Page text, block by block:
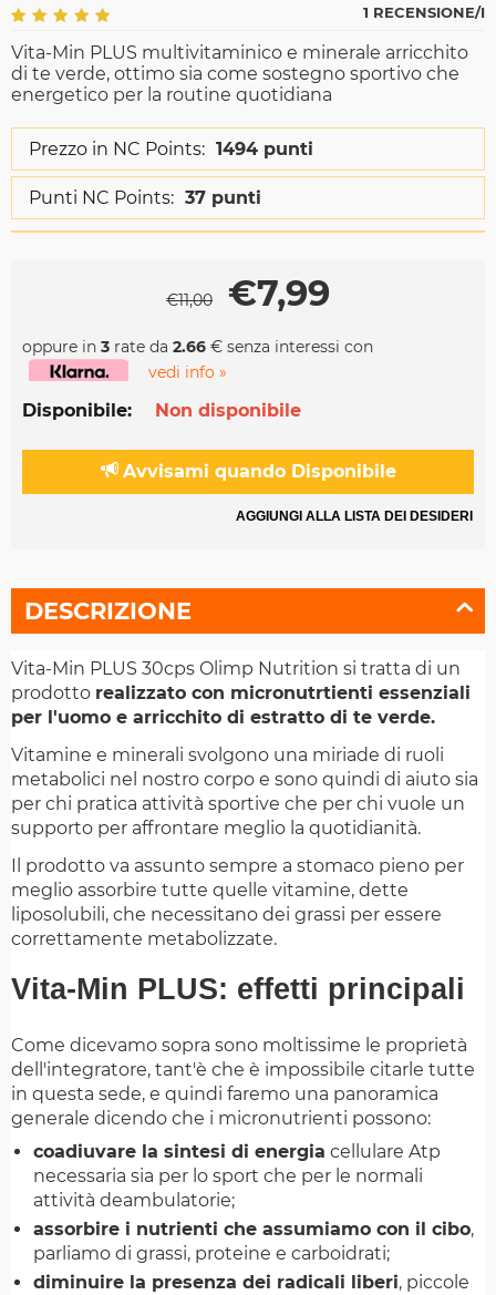
1 RECENSIONE/I
Vita-Min PLUS multivitaminico e minerale arricchito
di te verde, ottimo sia come sostegno sportivo che
energetico per la routine quotidiana
Prezzo in NC Points: 1494 punti
Punti NC Points: 37 punti
€11,00 €7,99
oppure in 3 rate da 2.66 € senza interessi con
vedi info »
Disponibile: Non disponibile
Avvisami quando Disponibile
AGGIUNGI ALLA LISTA DEI DESIDERI
DESCRIZIONE
Vita-Min PLUS 30cps Olimp Nutrition si tratta di un
prodotto realizzato con micronutrtienti essenziali
per l'uomo e arricchito di estratto di te verde.
Vitamine e minerali svolgono una miriade di ruoli
metabolici nel nostro corpo e sono quindi di aiuto sia
per chi pratica attività sportive che per chi vuole un
supporto per affrontare meglio la quotidianità.
Il prodotto va assunto sempre a stomaco pieno per
meglio assorbire tutte quelle vitamine, dette
liposolubili, che necessitano dei grassi per essere
correttamente metabolizzate.
Vita-Min PLUS: effetti principali
Come dicevamo sopra sono moltissime le proprietà
dell'integratore, tant'è che è impossibile citarle tutte
in questa sede, e quindi faremo una panoramica
generale dicendo che i micronutrienti possono:
coadiuvare la sintesi di energia cellulare Atp
necessaria sia per lo sport che per le normali
attività deambulatorie;
assorbire i nutrienti che assumiamo con il cibo,
parliamo di grassi, proteine e carboidrati;
diminuire la presenza dei radicali liberi, piccole